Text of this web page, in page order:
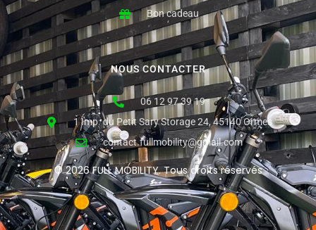
Bon cadeau
NOUS CONTACTER
06 12 97 39 19
1 Imp. du Petit Sary Storage 24, 45140 Ormes
contact.fullmobility@gmail.com
© 2026 FULL MOBILITY. Tous droits réservés